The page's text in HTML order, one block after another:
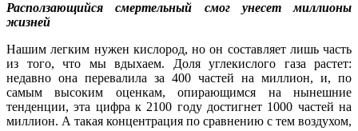
Расползающийся смертельный смог унесет миллионы
жизней
Нашим легким нужен кислород, но он составляет лишь часть
из того, что мы вдыхаем. Доля углекислого газа растет:
недавно она перевалила за 400 частей на миллион, и, по
самым высоким оценкам, опирающимся на нынешние
тенденции, эта цифра к 2100 году достигнет 1000 частей на
миллион. А такая концентрация по сравнению с тем воздухом,